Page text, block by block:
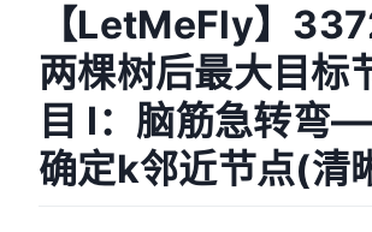
【LetMeFly】
两棵树后最大目标
目 I：脑筋急转弯
确定k邻近节点(清